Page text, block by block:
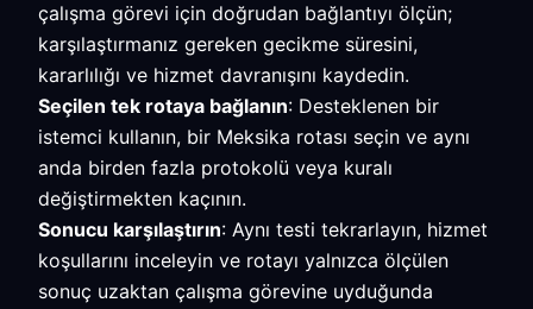
çalışma görevi için doğrudan bağlantıyı ölçün;
karşılaştırmanız gereken gecikme süresini,
kararlılığı ve hizmet davranışını kaydedin.
Seçilen tek rotaya bağlanın: Desteklenen bir
istemci kullanın, bir Meksika rotası seçin ve aynı
anda birden fazla protokolü veya kuralı
değiştirmekten kaçının.
Sonucu karşılaştırın: Aynı testi tekrarlayın, hizmet
koşullarını inceleyin ve rotayı yalnızca ölçülen
sonuç uzaktan çalışma görevine uyduğunda